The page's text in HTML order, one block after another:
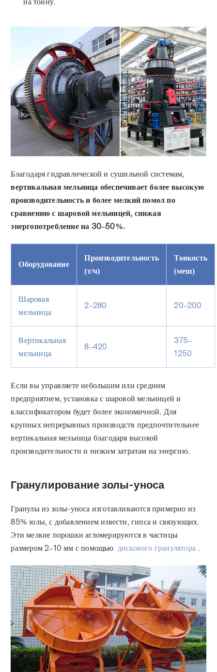
Благодаря гидравлической и сушильной системам,
вертикальная мельница обеспечивает более высокую
производительность и более мелкий помол по
сравнению с шаровой мельницей, снижая
энергопотребление на 30–50%.
Оборудование
Производительность
(т/ч)
Тонкость
(меш)
Шаровая
мельница
2–280 20–200
Вертикальная
мельница
8–420
375–
1250
Если вы управляете небольшим или средним
предприятием, установка с шаровой мельницей и
классификатором будет более экономичной. Для
крупных непрерывных производств предпочтительнее
вертикальная мельница благодаря высокой
производительности и низким затратам на энергию.
Гранулирование золы-уноса
Гранулы из золы-уноса изготавливаются примерно из
85% золы, с добавлением извести, гипса и связующих.
Эти мелкие порошки агломерируются в частицы
размером 2–10 мм с помощью дискового гранулятора .